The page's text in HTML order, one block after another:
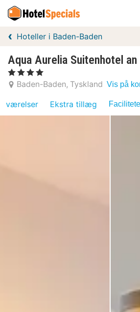
Hoteller i Baden-Baden
Aqua Aurelia Suitenhotel an
, 4 Stjerner
Baden-Baden Tyskland Vis på
værelser Ekstra tillæg